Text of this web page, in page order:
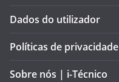
Dados do utilizador
Políticas de privacidade
Sobre nós | i-Técnico